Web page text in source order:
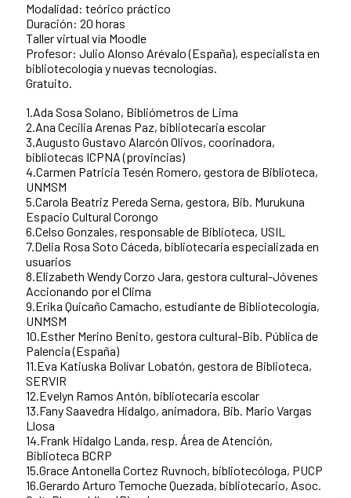
Modalidad: teórico práctico
Duración: 20 horas
Taller virtual vía Moodle
Profesor: Julio Alonso Arévalo (España), especialista en
bibliotecología y nuevas tecnologías.
Gratuito.
1.Ada Sosa Solano, Bibliómetros de Lima
2.Ana Cecilia Arenas Paz, bibliotecaria escolar
3.Augusto Gustavo Alarcón Olivos, coorinadora,
bibliotecas ICPNA (provincias)
4.Carmen Patricia Tesén Romero, gestora de Biblioteca,
UNMSM
5.Carola Beatriz Pereda Serna, gestora, Bib. Murukuna
Espacio Cultural Corongo
6.Celso Gonzales, responsable de Biblioteca, USIL
7.Delia Rosa Soto Cáceda, bibliotecaria especializada en
usuarios
8.Elizabeth Wendy Corzo Jara, gestora cultural-Jóvenes
Accionando por el Clima
9.Erika Quicaño Camacho, estudiante de Bibliotecología,
UNMSM
10.Esther Merino Benito, gestora cultural-Bib. Pública de
Palencia (España)
11.Eva Katiuska Bolívar Lobatón, gestora de Biblioteca,
SERVIR
12.Evelyn Ramos Antón, bibliotecaria escolar
13.Fany Saavedra Hidalgo, animadora, Bib. Mario Vargas
Llosa
14.Frank Hidalgo Landa, resp. Área de Atención,
Biblioteca BCRP
15.Grace Antonella Cortez Ruvnoch, bibliotecóloga, PUCP
16.Gerardo Arturo Temoche Quezada, bibliotecario, Asoc.